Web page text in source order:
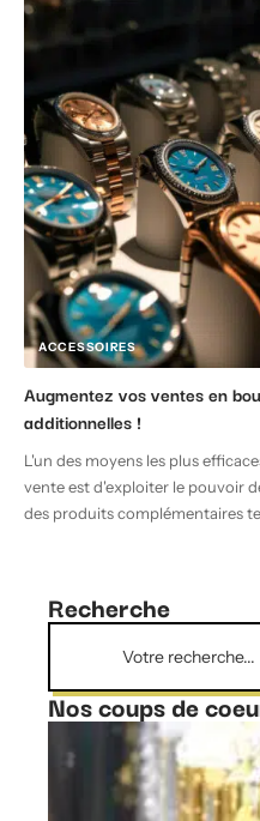
ACCESSOIRES
Augmentez vos ventes en
additionnelles !
L'un des moyens les plus
vente est d'exploiter le pouvoir
des produits complémentaires
Recherche
Nos coups de